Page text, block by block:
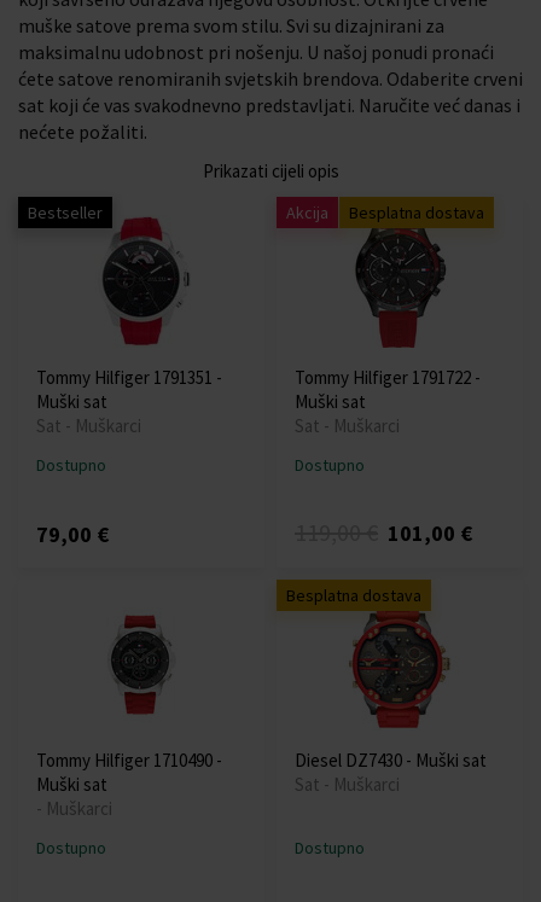
muške satove prema svom stilu. Svi su dizajnirani za
maksimalnu udobnost pri nošenju. U našoj ponudi pronaći
ćete satove renomiranih svjetskih brendova. Odaberite crveni
sat koji će vas svakodnevno predstavljati. Naručite već danas i
nećete požaliti.
Prikazati cijeli opis
Bestseller
Tommy Hilfiger 1791351 -
Muški sat
Sat - Muškarci
Dostupno
79,00 €
Akcija Besplatna dostava
Tommy Hilfiger 1791722 -
Muški sat
Sat - Muškarci
Dostupno
101,00 €
Tommy Hilfiger 1710490 -
Muški sat
- Muškarci
Dostupno
Besplatna dostava
Diesel DZ7430 - Muški sat
Sat - Muškarci
Dostupno